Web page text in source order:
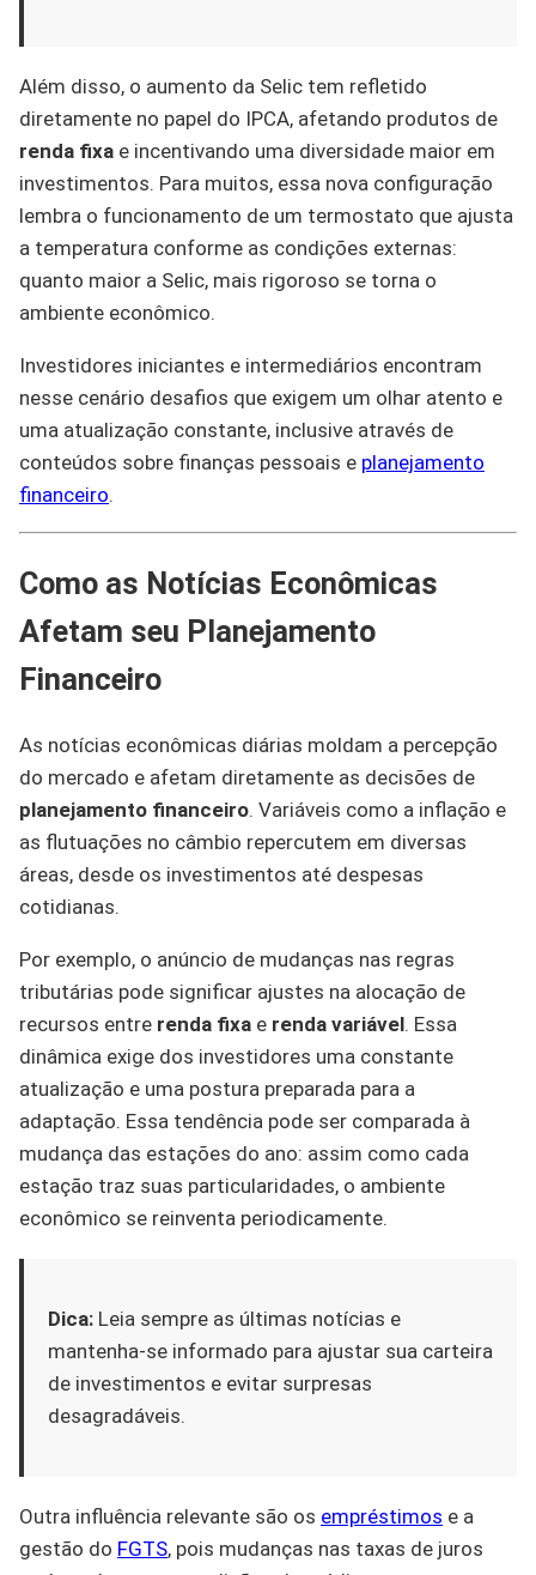
Além disso, o aumento da Selic tem refletido
diretamente no papel do IPCA, afetando produtos de
renda fixa e incentivando uma diversidade maior em
investimentos. Para muitos, essa nova configuração
lembra o funcionamento de um termostato que ajusta
a temperatura conforme as condições externas:
quanto maior a Selic, mais rigoroso se torna o
ambiente econômico.
Investidores iniciantes e intermediários encontram
nesse cenário desafios que exigem um olhar atento e
uma atualização constante, inclusive através de
conteúdos sobre finanças pessoais e planejamento
financeiro.
Como as Notícias Econômicas
Afetam seu Planejamento
Financeiro
As notícias econômicas diárias moldam a percepção
do mercado e afetam diretamente as decisões de
planejamento financeiro. Variáveis como a inflação e
as flutuações no câmbio repercutem em diversas
áreas, desde os investimentos até despesas
cotidianas.
Por exemplo, o anúncio de mudanças nas regras
tributárias pode significar ajustes na alocação de
recursos entre renda fixa e renda variável. Essa
dinâmica exige dos investidores uma constante
atualização e uma postura preparada para a
adaptação. Essa tendência pode ser comparada à
mudança das estações do ano: assim como cada
estação traz suas particularidades, o ambiente
econômico se reinventa periodicamente.
Dica: Leia sempre as últimas notícias e
mantenha-se informado para ajustar sua carteira
de investimentos e evitar surpresas
desagradáveis.
Outra influência relevante são os empréstimos e a
gestão do FGTS, pois mudanças nas taxas de juros